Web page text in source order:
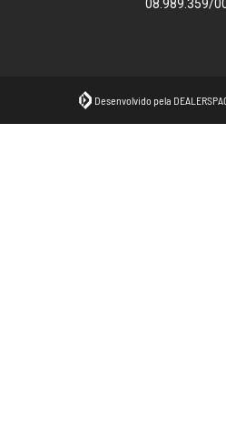
08.989.359/
Desenvolvido pela